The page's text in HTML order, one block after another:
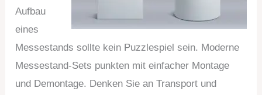
Aufbau
eines
Messestands sollte kein Puzzlespiel sein. Moderne
Messestand-Sets punkten mit einfacher Montage
und Demontage. Denken Sie an Transport und